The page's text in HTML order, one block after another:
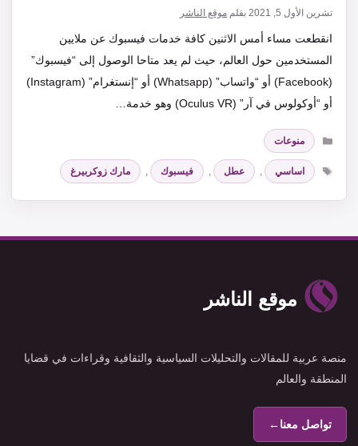
تشرين الأول 5, 2021 بقلم موقع الناشر
انقطعت مساء أمس الاثنين كافة خدمات فيسبوك عن ملايين
المستخدمين حول العالم، حيث لم يعد متاحا الوصول إلى “فيسبوك”
(Facebook) أو “واتساب” (Whatsapp) أو “إنستغرام” (Instagram)
أو “أوكولوس في آر” (Oculus VR) وهو خدمة…
التصنيفات
منوعات
الوسوم
اساسي , عطل , فيسبوك , مارك زوكربيرغ
موقع الناشر
منصة عربية للمقالات والتحليلات السياسية والثقافية وقراءات في قضايا
المنطقة والعالم
تواصل معنا←